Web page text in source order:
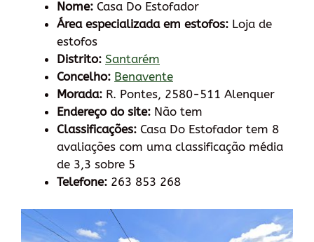
Nome: Casa Do Estofador
Área especializada em estofos: Loja de
estofos
Distrito: Santarém
Concelho: Benavente
Morada: R. Pontes, 2580-511 Alenquer
Endereço do site: Não tem
Classificações: Casa Do Estofador tem 8
avaliações com uma classificação média
de 3,3 sobre 5
Telefone: 263 853 268